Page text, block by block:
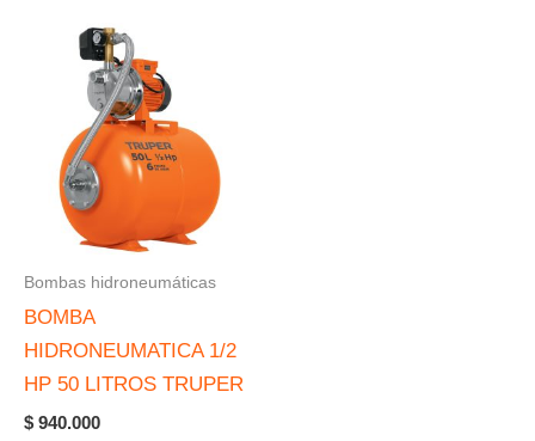
Bombas hidroneumáticas
BOMBA
HIDRONEUMATICA 1/2
HP 50 LITROS TRUPER
$ 940.000